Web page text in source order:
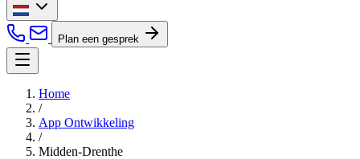
Plan een gesprek
Home
/
App Ontwikkeling
/
Midden-Drenthe